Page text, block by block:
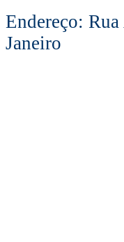
Endereço:
Janeiro